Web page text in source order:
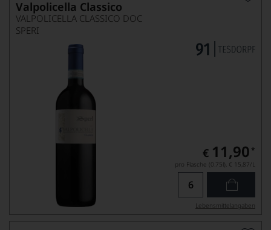
Valpolicella Classico
VALPOLICELLA CLASSICO DOC
SPERI
€ 11,90 *
pro Flasche (0.75l), € 15,87/L
Lebensmittel­angaben